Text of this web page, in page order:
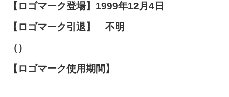
【ロゴマーク登場】1999年12月4日
【ロゴマーク引退】 不明
（）
【ロゴマーク使用期間】